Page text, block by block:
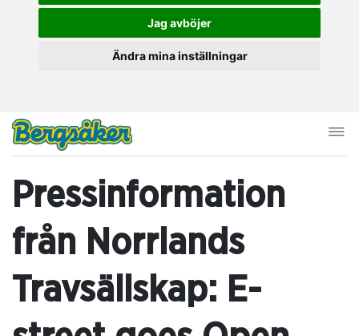
Jag avböjer
Ändra mina inställningar
Pressinformation
från Norrlands
Travsällskap: E-